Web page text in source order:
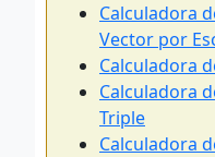
Calculadora
Vector por
Calculadora
Calculadora
Triple
Calculadora